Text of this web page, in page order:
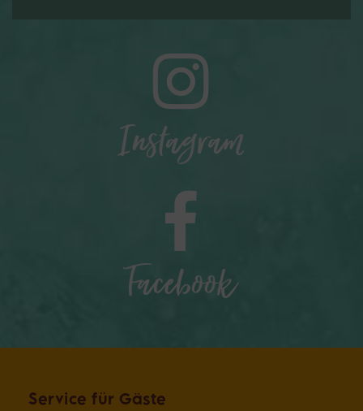
Instagram
Facebook
Service für Gäste